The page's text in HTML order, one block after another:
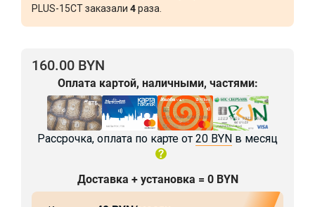
PLUS-15CT заказали 4раза.
160.00 BYN
Оплата картой, наличными, частями:
Рассрочка, оплата по карте от 20 BYN в месяц
Доставка + установка = 0 BYN